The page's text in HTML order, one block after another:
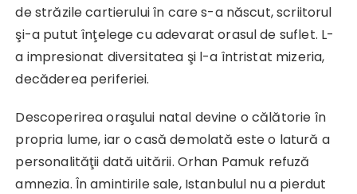
de străzile cartierului în care s-a născut, scriitorul
şi-a putut înţelege cu adevarat orasul de suflet. L-
a impresionat diversitatea şi l-a întristat mizeria,
decăderea periferiei.
Descoperirea oraşului natal devine o călătorie în
propria lume, iar o casă demolată este o latură a
personalităţii dată uitării. Orhan Pamuk refuză
amnezia. În amintirile sale, Istanbulul nu a pierdut